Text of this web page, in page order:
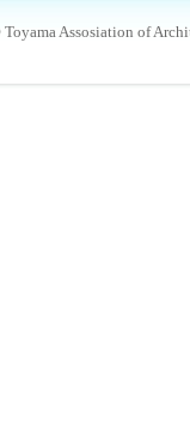
Assosiation of